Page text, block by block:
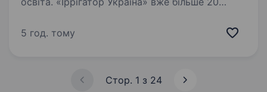
зрошувальних систем. Ми є імпортерами
5 год. тому
Стор. 1 з 24